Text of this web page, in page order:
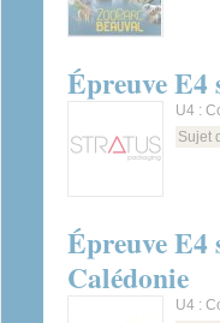
Épreuve E4
U4 :
Sujet
Épreuve E4
Calédonie
U4 :